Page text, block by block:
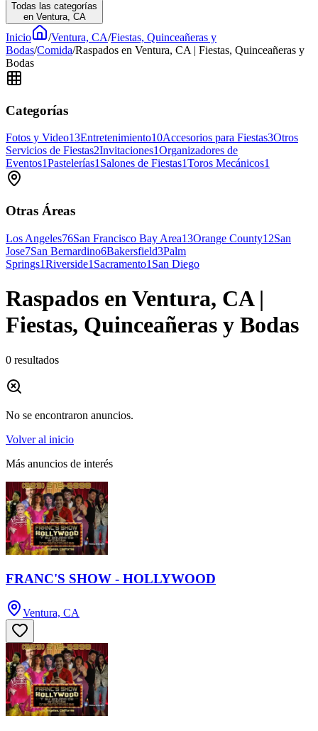
Todas las categorías
en Ventura, CA
Inicio /Ventura, CA/Fiestas, Quinceañeras y
Bodas/Comida/Raspados en Ventura, CA | Fiestas, Quinceañeras y
Bodas
Categorías
Fotos y Video13Entretenimiento10Accesorios para Fiestas3Otros
Servicios de Fiestas2Invitaciones1Organizadores de
Eventos1Pastelerías1Salones de Fiestas1Toros Mecánicos1
Otras Áreas
Los Angeles76San Francisco Bay Area13Orange County12San
Jose7San Bernardino6Bakersfield3Palm
Springs1Riverside1 Sacramento1 San Diego
Raspados en Ventura, CA |
Fiestas, Quinceañeras y Bodas
0 resultados
No se encontraron anuncios.
Volver al inicio
Más anuncios de interés
FRANC'S SHOW - HOLLYWOOD
Ventura, CA